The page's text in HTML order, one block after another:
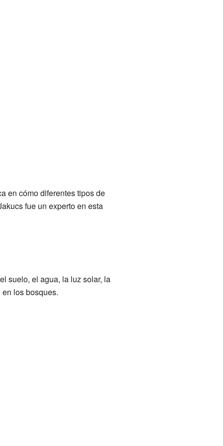
en cómo diferentes tipos de
fue un experto en esta
suelo, el agua, la luz solar, la
los bosques.